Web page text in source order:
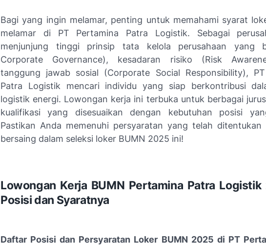
Bagi yang ingin melamar, penting untuk memahami syarat
melamar di PT Pertamina Patra Logistik. Sebagai
menjunjung tinggi prinsip tata kelola perusahaan yang
Corporate Governance), kesadaran risiko (Risk
tanggung jawab sosial (Corporate Social Responsibility),
Patra Logistik mencari individu yang siap berkontribusi
logistik energi. Lowongan kerja ini terbuka untuk berbagai
kualifikasi yang disesuaikan dengan kebutuhan posisi
Pastikan Anda memenuhi persyaratan yang telah ditentukan
bersaing dalam seleksi loker BUMN 2025 ini!
Lowongan Kerja BUMN Pertamina Patra
Posisi dan Syaratnya
Daftar Posisi dan Persyaratan Loker BUMN 2025 di PT